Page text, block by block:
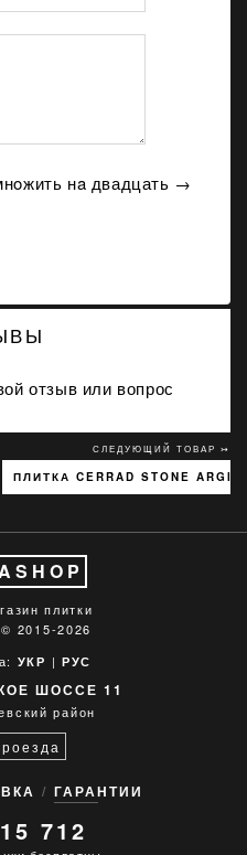
нa двадцать →
отзыв или вопрос
3768 15X45
СЛЕДУЮЩИЙ ТОВАР ↣
ПЛИТКА CERRAD STONE
плитки
© 2015-2026
УКР | РУС
ШОССЕ 11
район
ГАРАНТИИ
712